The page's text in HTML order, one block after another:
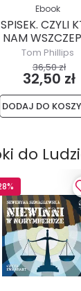
Ebook
SPISEK. CZYLI
NAM
CZIPY I INNE...
Tom Phillips
36,50 zł
32,50 zł
DODAJ DO
do